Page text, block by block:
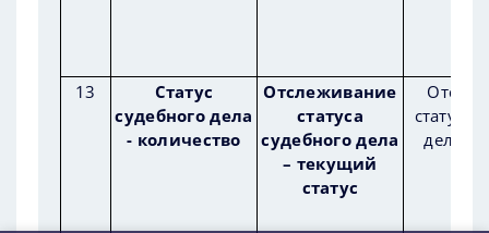
13
Статус
судебного дела
- количество
Отслеживание
статуса
судебного дела
– текущий
статус
статуса
дела –